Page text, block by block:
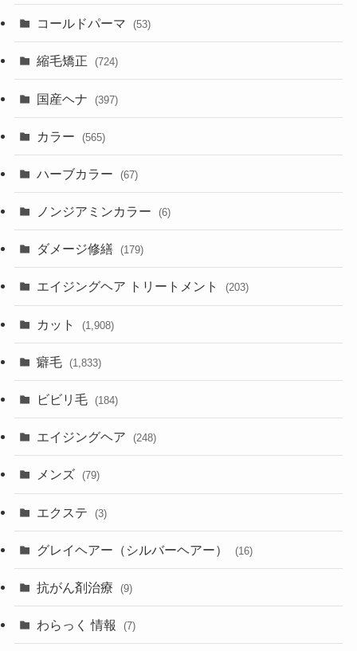
コールドパーマ (53)
縮毛矯正 (724)
国産ヘナ (397)
カラー (565)
ハーブカラー (67)
ノンジアミンカラー (6)
ダメージ修繕 (179)
エイジングヘア トリートメント (203)
カット (1,908)
癖毛 (1,833)
ビビリ毛 (184)
エイジングヘア (248)
メンズ (79)
エクステ (3)
グレイヘアー（シルバーヘアー） (16)
抗がん剤治療 (9)
わらっく 情報 (7)